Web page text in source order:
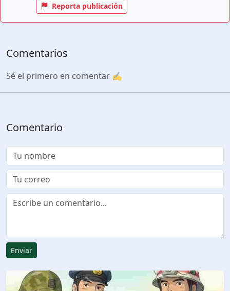
Reporta publicación
Comentarios
Sé el primero en comentar ✍️
Comentario
Enviar